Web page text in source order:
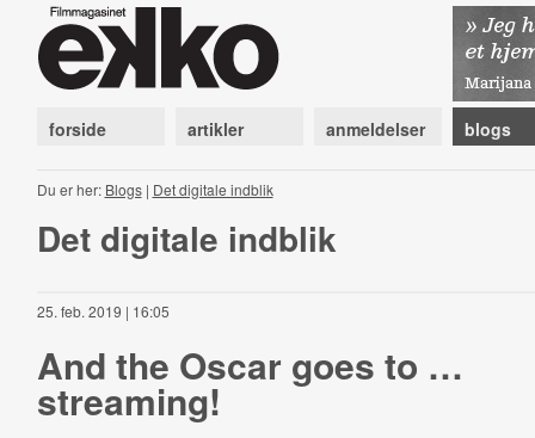
forside artikler anmeldelser blogs
Du er her: Blogs| Det digitale indblik
Det digitale indblik
25. feb. 2019 | 16:05
And the Oscar goes to …
streaming!